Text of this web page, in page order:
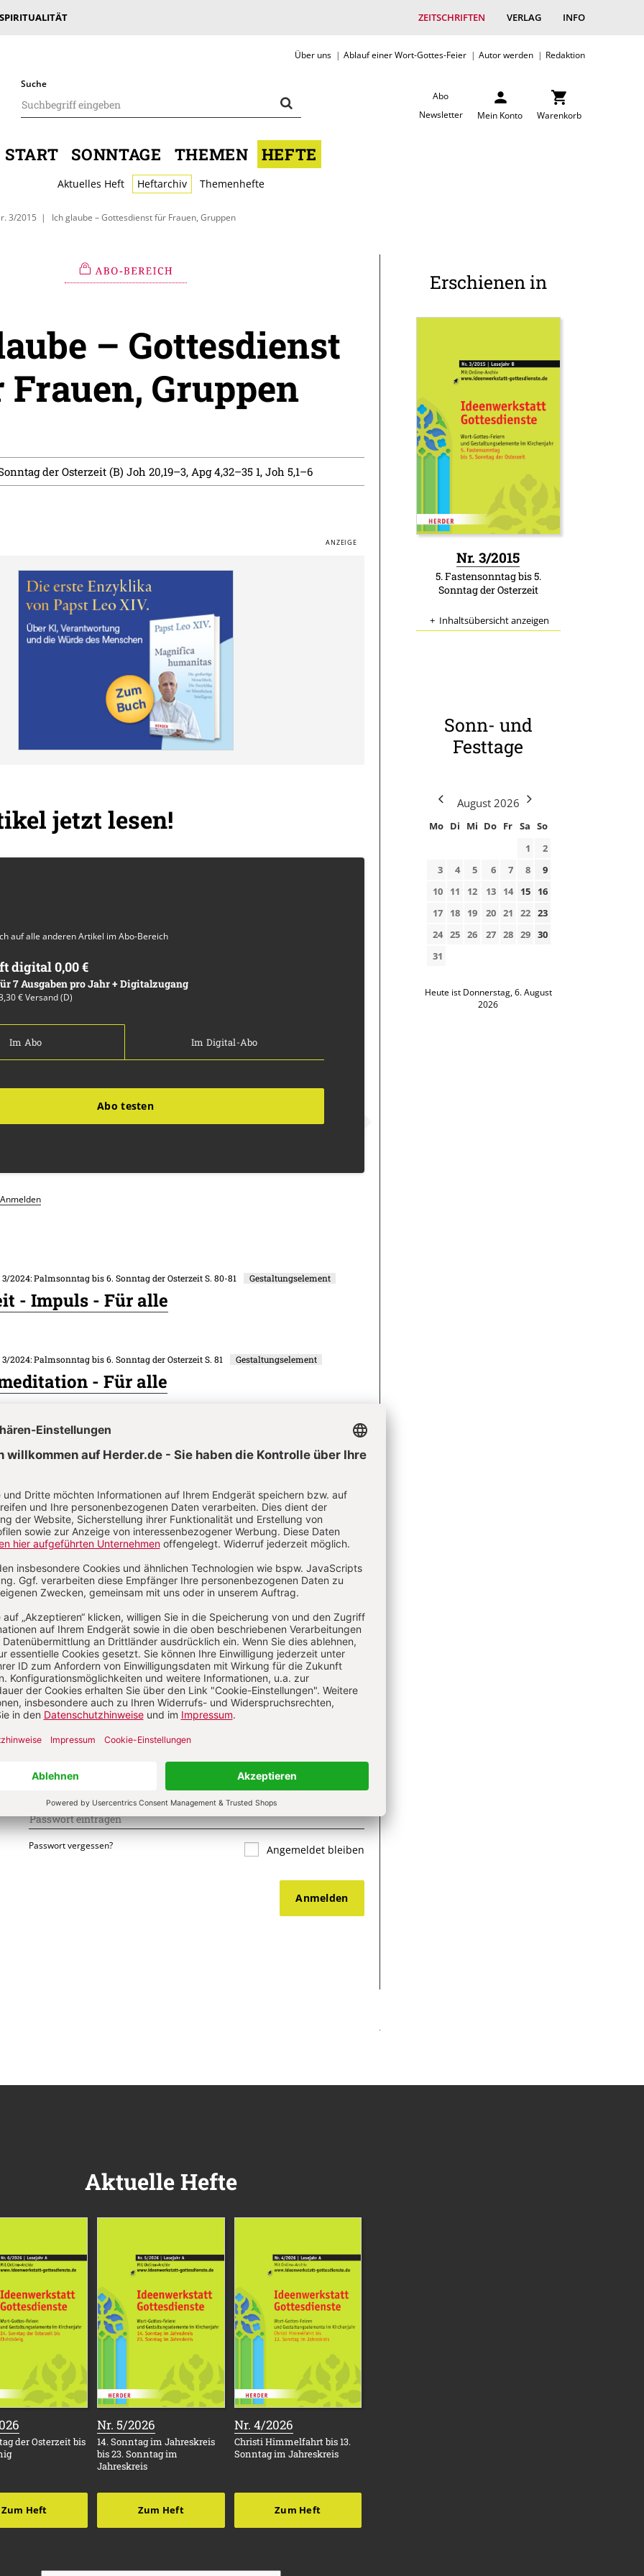
ZEITSCHRIFTEN VERLAG INFO
Über uns Ablauf einer Wort-Gottes-Feier Autor werden Redaktion
Suche
Abo
Newsletter
Mein Konto Warenkorb
START SONNTAGE THEMEN HEFTE
Aktuelles Heft Heftarchiv Themenhefte
3/2015 Ich glaube – Gottesdienst für Frauen, Gruppen
– Gottesdienst
Gruppen
der Osterzeit (B) Joh 20,19–3, Apg 4,32–35 1, Joh 5,1–6
jetzt lesen!
auf alle anderen Artikel im Abo-Bereich
digital 0,00 €
7 Ausgaben pro Jahr + Digitalzugang
€ Versand (D)
Im Abo Im Digital-Abo
Abo testen
Anmelden
3/2024: Palmsonntag bis 6. Sonntag der Osterzeit S. 80-81 Gestaltungselement
- Impuls - Für alle
3/2024: Palmsonntag bis 6. Sonntag der Osterzeit S. 81 Gestaltungselement
- Für alle
3/2024: Palmsonntag bis 6. Sonntag der Osterzeit
- Predigtgedanken - Für alle
Kommentieren
Ihren Kommentar
Als Gast kommentieren
Passwort vergessen? Angemeldet bleiben
Anmelden
Erschienen in
Nr. 3/2015
5. Fastensonntag bis 5.
Sonntag der Osterzeit
Inhaltsübersicht anzeigen
Sonn- und
Festtage
August 2026
Mo Di Mi Do Fr Sa So
1
2
3
4 5 6 7 8
9
10
11 12 13 14 15
16
17
18 19 20 21 22 23
24 25 26 27 28 29 30
31
Heute ist Donnerstag, 6. August
2026
Aktuelle Hefte
der Osterzeit bis
Zum Heft
Nr. 5/2026
14. Sonntag im Jahreskreis
bis 23. Sonntag im
Jahreskreis
Zum Heft
Nr. 4/2026
Christi Himmelfahrt bis 13.
Sonntag im Jahreskreis
Zum Heft